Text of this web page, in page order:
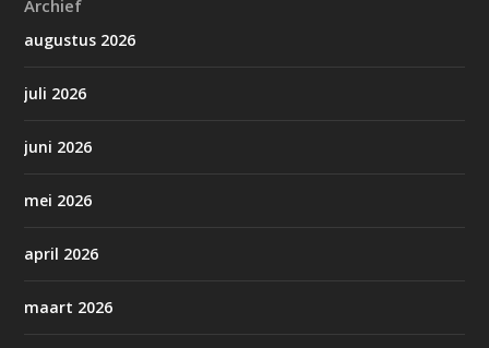
Archief
augustus 2026
juli 2026
juni 2026
mei 2026
april 2026
maart 2026